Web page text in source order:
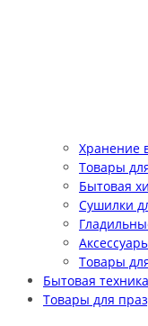
Хранение
Товары
Бытовая
Сушилки
Товары
Бытовая техника
Товары для